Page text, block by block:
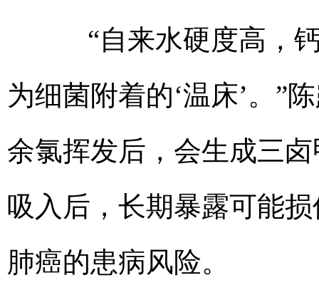
“自来水硬度高，钙
为细菌附着的‘温床’。”
余氯挥发后，会生成三
吸入后，长期暴露可能
肺癌的患病风险。